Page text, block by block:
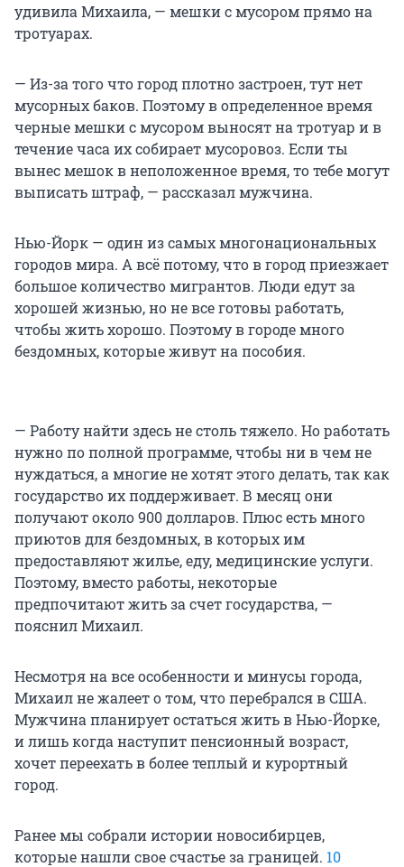
удивила Михаила, — мешки с мусором прямо на
тротуарах.
— Из-за того что город плотно застроен, тут нет
мусорных баков. Поэтому в определенное время
черные мешки с мусором выносят на тротуар и в
течение часа их собирает мусоровоз. Если ты
вынес мешок в неположенное время, то тебе могут
выписать штраф, — рассказал мужчина.
Нью-Йорк — один из самых многонациональных
городов мира. А всё потому, что в город приезжает
большое количество мигрантов. Люди едут за
хорошей жизнью, но не все готовы работать,
чтобы жить хорошо. Поэтому в городе много
бездомных, которые живут на пособия.
— Работу найти здесь не столь тяжело. Но работать
нужно по полной программе, чтобы ни в чем не
нуждаться, а многие не хотят этого делать, так как
государство их поддерживает. В месяц они
получают около 900 долларов. Плюс есть много
приютов для бездомных, в которых им
предоставляют жилье, еду, медицинские услуги.
Поэтому, вместо работы, некоторые
предпочитают жить за счет государства, —
пояснил Михаил.
Несмотря на все особенности и минусы города,
Михаил не жалеет о том, что перебрался в США.
Мужчина планирует остаться жить в Нью-Йорке,
и лишь когда наступит пенсионный возраст,
хочет переехать в более теплый и курортный
город.
Ранее мы собрали истории новосибирцев,
которые нашли свое счастье за границей. 10